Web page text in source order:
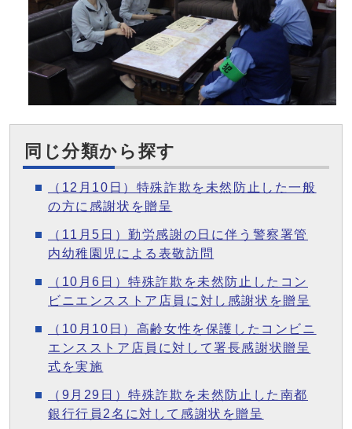
同じ分類から探す
（12月10日）特殊詐欺を未然防止した一般
の方に感謝状を贈呈
（11月5日）勤労感謝の日に伴う警察署管
内幼稚園児による表敬訪問
（10月6日）特殊詐欺を未然防止したコン
ビニエンスストア店員に対し感謝状を贈呈
（10月10日）高齢女性を保護したコンビニ
エンスストア店員に対して署長感謝状贈呈
式を実施
（9月29日）特殊詐欺を未然防止した南都
銀行行員2名に対して感謝状を贈呈